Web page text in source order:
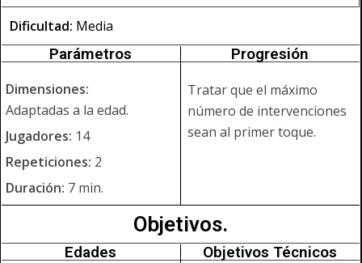
Dificultad: Media
Parámetros
Dimensiones:
Adaptadas a la edad.
Jugadores: 14
Repeticiones: 2
Duración: 7 min.
Progresión
Tratar que el máximo
número de intervenciones
sean al primer toque.
Objetivos.
Edades Objetivos Técnicos